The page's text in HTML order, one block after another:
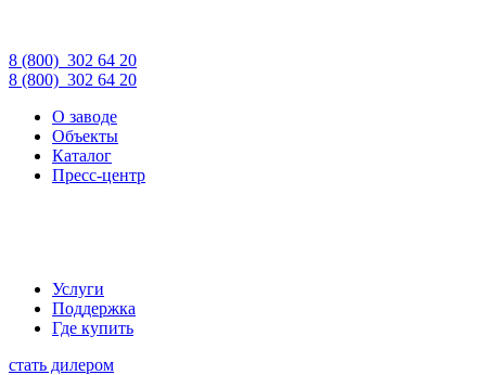
8 (800) 302 64 20
8 (800) 302 64 20
О заводе
Объекты
Каталог
Пресс-центр
Услуги
Поддержка
Где купить
стать дилером